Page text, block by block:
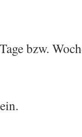
bzw.